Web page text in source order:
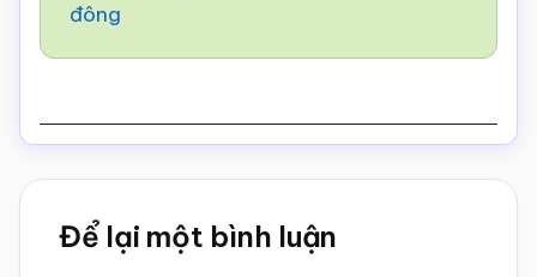
đông
Reader
Interactions
Để lại một bình luận